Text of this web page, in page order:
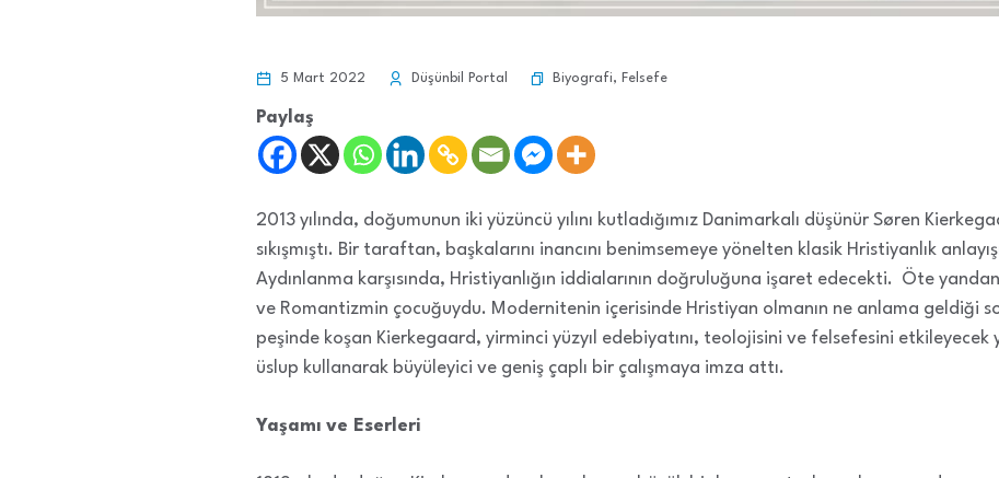
5 Mart 2022 Düşünbil Portal Biyografi, Felsefe
Paylaş
2013 yılında, doğumunun iki yüzüncü yılını kutladığımız Danimarkalı düşünür Søren
sıkışmıştı. Bir taraftan, başkalarını inancını benimsemeye yönelten klasik Hristiyanlık
Aydınlanma karşısında, Hristiyanlığın iddialarının doğruluğuna işaret edecekti. Öte
ve Romantizmin çocuğuydu. Modernitenin içerisinde Hristiyan olmanın ne anlama geldiği
peşinde koşan Kierkegaard, yirminci yüzyıl edebiyatını, teolojisini ve felsefesini etkileyecek
üslup kullanarak büyüleyici ve geniş çaplı bir çalışmaya imza attı.
Yaşamı ve Eserleri